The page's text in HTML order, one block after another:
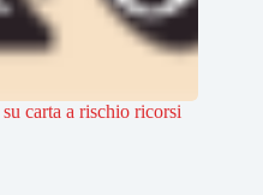
carta a rischio ricorsi